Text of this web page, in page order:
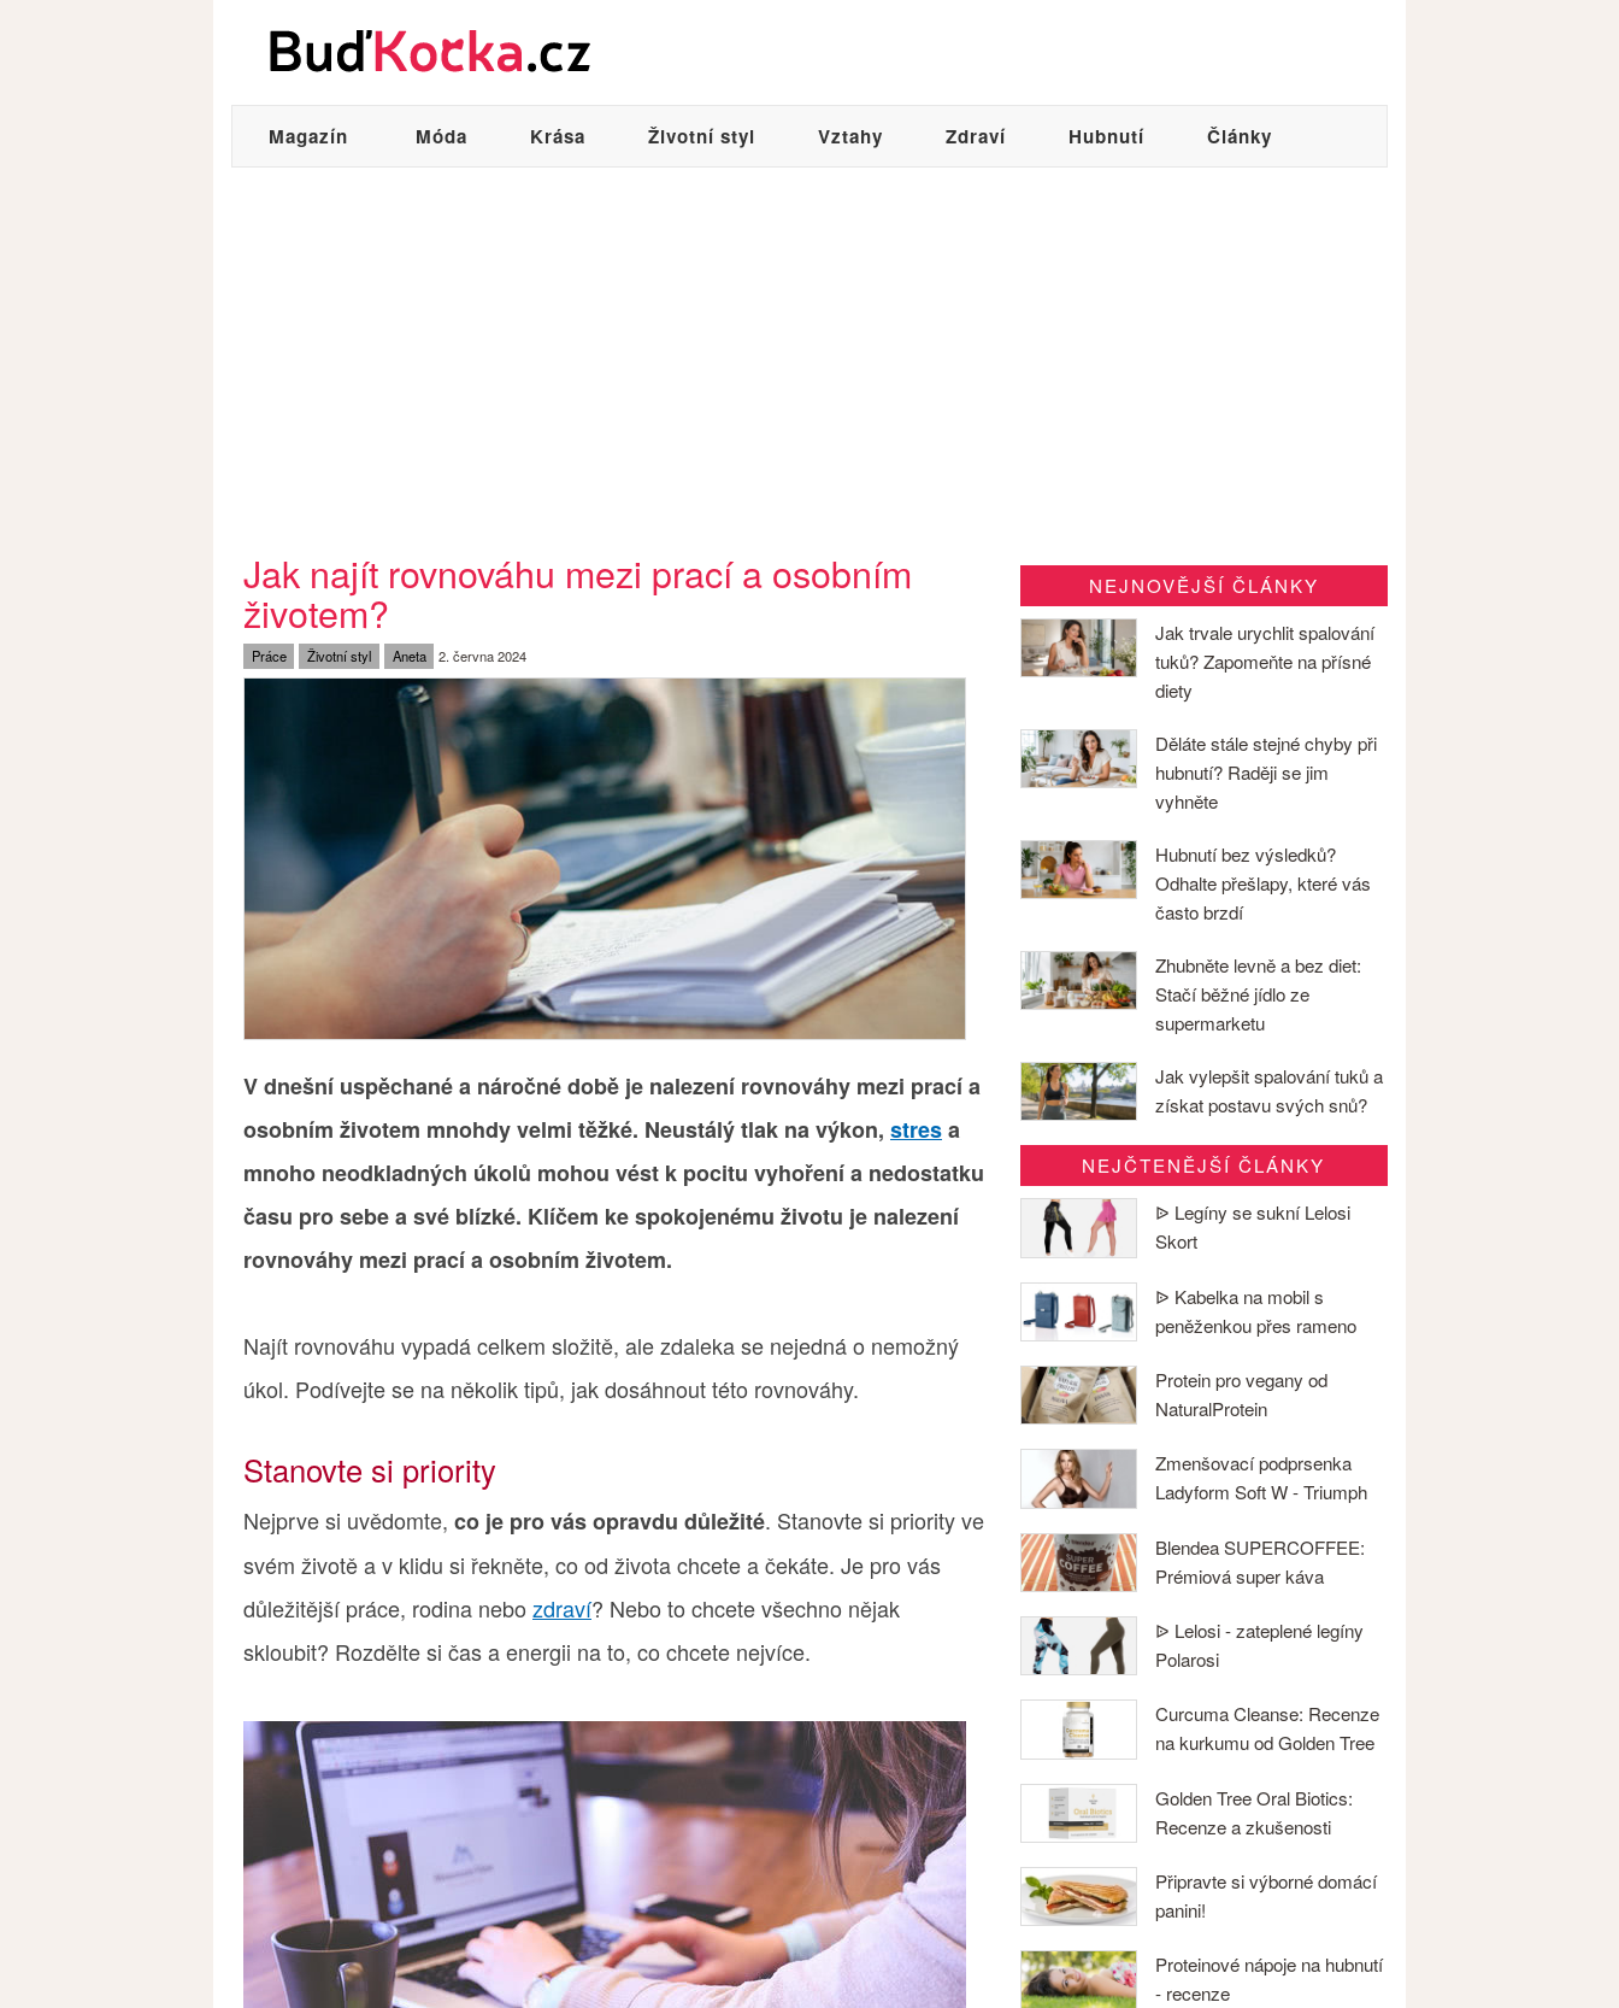
Magazín Móda Krása Životní styl Vztahy Zdraví Hubnutí Články
Jak najít rovnováhu mezi prací a osobním
životem?
Práce Životní styl Aneta 2. června 2024
V dnešní uspěchané a náročné době je nalezení rovnováhy mezi prací a
osobním životem mnohdy velmi těžké. Neustálý tlak na výkon, stresa
mnoho neodkladných úkolů mohou vést k pocitu vyhoření a nedostatku
času pro sebe a své blízké. Klíčem ke spokojenému životu je nalezení
rovnováhy mezi prací a osobním životem.
Najít rovnováhu vypadá celkem složitě, ale zdaleka se nejedná o nemožný
úkol. Podívejte se na několik tipů, jak dosáhnout této rovnováhy.
Stanovte si priority
Nejprve si uvědomte, co je pro vás opravdu důležité. Stanovte si priority ve
svém životě a v klidu si řekněte, co od života chcete a čekáte. Je pro vás
důležitější práce, rodina nebo zdraví? Nebo to chcete všechno nějak
skloubit? Rozdělte si čas a energii na to, co chcete nejvíce.
NEJNOVĚJŠÍ ČLÁNKY
Jak trvale urychlit spalování
tuků? Zapomeňte na přísné
diety
Děláte stále stejné chyby při
hubnutí? Raději se jim
vyhněte
Hubnutí bez výsledků?
Odhalte přešlapy, které vás
často brzdí
Zhubněte levně a bez diet:
Stačí běžné jídlo ze
supermarketu
Jak vylepšit spalování tuků a
získat postavu svých snů?
NEJČTENĚJŠÍ ČLÁNKY
ᐉ Legíny se sukní Lelosi
Skort
ᐉ Kabelka na mobil s
peněženkou přes rameno
Protein pro vegany od
NaturalProtein
Zmenšovací podprsenka
Ladyform Soft W - Triumph
Blendea SUPERCOFFEE:
Prémiová super káva
ᐉ Lelosi - zateplené legíny
Polarosi
Curcuma Cleanse: Recenze
na kurkumu od Golden Tree
Golden Tree Oral Biotics:
Recenze a zkušenosti
Připravte si výborné domácí
panini!
Proteinové nápoje na hubnutí
- recenze